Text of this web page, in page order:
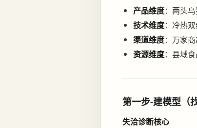
产品维度：两头
技术维度：冷热
渠道维度：万家
资源维度：县域
第一步-建模型（
失洽诊断核心